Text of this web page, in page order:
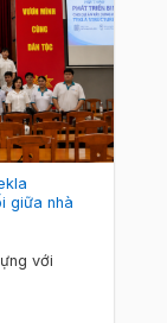
giữa nhà
với